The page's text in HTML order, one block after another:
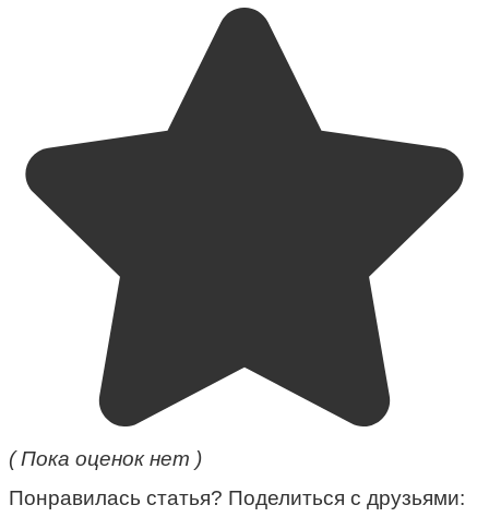
( Пока оценок нет )
Понравилась статья? Поделиться с друзьями: